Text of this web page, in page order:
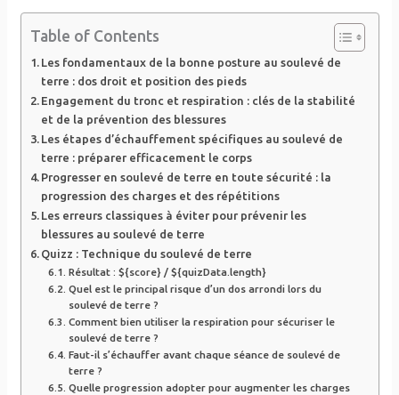
Table of Contents
Les fondamentaux de la bonne posture au soulevé de
terre : dos droit et position des pieds
Engagement du tronc et respiration : clés de la stabilité
et de la prévention des blessures
Les étapes d’échauffement spécifiques au soulevé de
terre : préparer efficacement le corps
Progresser en soulevé de terre en toute sécurité : la
progression des charges et des répétitions
Les erreurs classiques à éviter pour prévenir les
blessures au soulevé de terre
Quizz : Technique du soulevé de terre
Résultat : ${score} / ${quizData.length}
Quel est le principal risque d’un dos arrondi lors du
soulevé de terre ?
Comment bien utiliser la respiration pour sécuriser le
soulevé de terre ?
Faut-il s’échauffer avant chaque séance de soulevé de
terre ?
Quelle progression adopter pour augmenter les charges